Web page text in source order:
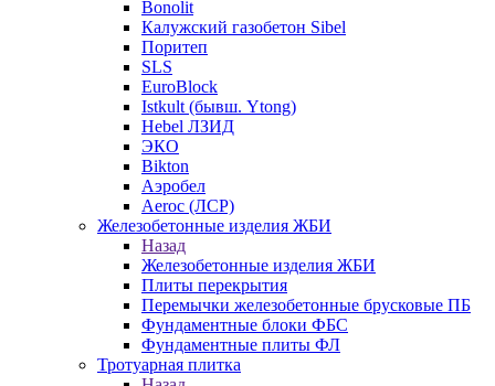
Bonolit
Калужский газобетон Sibel
Поритеп
SLS
EuroBlock
Istkult (бывш. Ytong)
Hebel ЛЗИД
ЭКО
Bikton
Аэробел
Aeroc (ЛСР)
Железобетонные изделия ЖБИ
Назад
Железобетонные изделия ЖБИ
Плиты перекрытия
Перемычки железобетонные брусковые ПБ
Фундаментные блоки ФБС
Фундаментные плиты ФЛ
Тротуарная плитка